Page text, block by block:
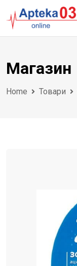
to
content
Магазин
Home Товари